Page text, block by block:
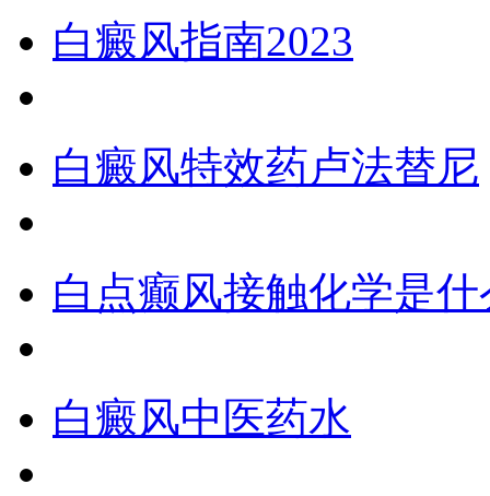
白癜风指南2023
白癜风特效药卢法替尼
白点癫风接触化学是什
白癜风中医药水